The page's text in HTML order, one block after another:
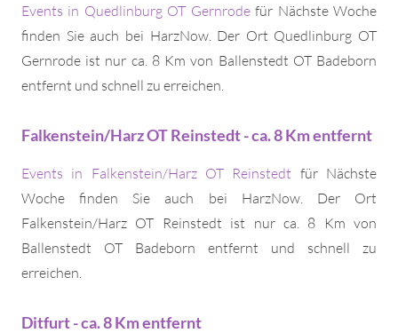
Events in Quedlinburg OT Gernrodefür Nächste Woche
finden Sie auch bei HarzNow. Der Ort Quedlinburg OT
Gernrode ist nur ca. 8 Km von Ballenstedt OT Badeborn
entfernt und schnell zu erreichen.
Falkenstein/Harz OT Reinstedt - ca. 8 Km entfernt
Events in Falkenstein/Harz OT Reinstedt für Nächste
Woche finden Sie auch bei HarzNow. Der Ort
Falkenstein/Harz OT Reinstedt ist nur ca. 8 Km von
Ballenstedt OT Badeborn entfernt und schnell zu
erreichen.
Ditfurt - ca. 8 Km entfernt